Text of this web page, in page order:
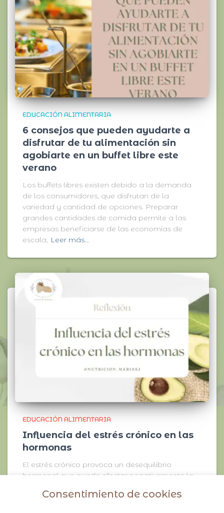
EDUCACIÓN ALIMENTARIA
6 consejos que pueden ayudarte a
disfrutar de tu alimentación sin
agobiarte en un buffet libre este
verano
Los buffets libres existen debido a la demanda
de los consumidores, que disfrutan de la
variedad y cantidad de opciones. Preparar
grandes cantidades de comida permite a las
empresas beneficiarse de las economías de
escala, Leer más…
EDUCACIÓN ALIMENTARIA
Influencia del estrés crónico en las
hormonas
El estrés crónico provoca un desequilibrio
hormonal que puede afectar negativamente la
Consentimiento de cookies